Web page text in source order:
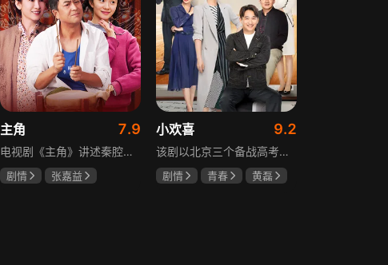
主角 7.9
电视剧《主角》讲述秦腔名伶忆秦娥阴差阳错被舅舅胡三元带入剧团，历经近半个世纪兴衰起伏，从牧羊女成长为一代秦腔名伶的故事，剧集以秦腔发展为脉络映射大历史起落，反映中国社会四十年变迁中普通人的情感生活与命运，展现传统艺术传承与时代变迁的交织。
剧情
张嘉益
小欢喜 9.2
该剧以北京三个备战高考的家庭为核心，讲述童文洁与方一凡、宋倩与乔英子、季胜利与季杨杨这几组亲子，在升学压力下，围绕成绩、陪伴、沟通等问题产生的矛盾与磨合，展现了中年家长与青春期孩子共同成长的温馨故事。
剧情 青春
黄磊